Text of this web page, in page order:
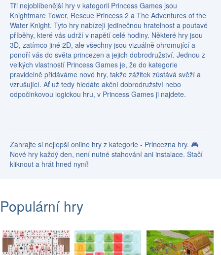
Tři nejoblíbenější hry v kategorii Princess Games jsou
Knightmare Tower, Rescue Princess 2 a The Adventures of the
Water Knight. Tyto hry nabízejí jedinečnou hratelnost a poutavé
příběhy, které vás udrží v napětí celé hodiny. Některé hry jsou
3D, zatímco jiné 2D, ale všechny jsou vizuálně ohromující a
ponoří vás do světa princezen a jejich dobrodružství. Jednou z
velkých vlastností Princess Games je, že do kategorie
pravidelně přidáváme nové hry, takže zážitek zůstává svěží a
vzrušující. Ať už tedy hledáte akční dobrodružství nebo
odpočinkovou logickou hru, v Princess Games ji najdete.
Zahrajte si nejlepší online hry z kategorie - Princezna hry. 🎮
Nové hry každý den, není nutné stahování ani instalace. Stačí
kliknout a hrát hned nyní!
Populární hry